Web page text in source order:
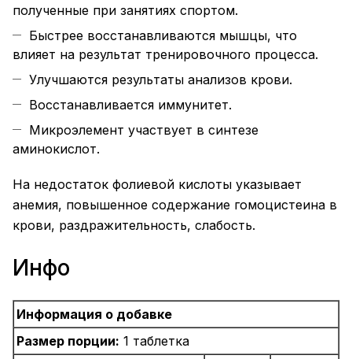
полученные при занятиях спортом.
Быстрее восстанавливаются мышцы, что
влияет на результат тренировочного процесса.
Улучшаются результаты анализов крови.
Восстанавливается иммунитет.
Микроэлемент участвует в синтезе
аминокислот.
На недостаток фолиевой кислоты указывает
анемия, повышенное содержание гомоцистеина в
крови, раздражительность, слабость.
Инфо
Информация о добавке
Размер порции: 1 таблетка